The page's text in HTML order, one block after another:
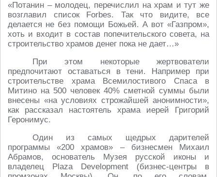
«Потанин ​– молодец, перечислил на храм и тут же
возглавил список Forbes. Так что видите, все
делается не без помощи Божьей. А вот «Газпром»,
хоть и входит в состав попечительского совета, на
строительство храмов денег пока не дает…»
При этом некоторые жертвователи
предпочитают оставаться в тени. Например при
строительстве храма Всемилостивого Спаса в
Митино на 500 человек 40% сметной суммы были
внесены «на условиях строжайшей анонимности»,
как рассказал настоятель храма иерей Григорий
Геронимус.
Один из самых щедрых дарителей
программы «200 храмов» – бизнесмен Михаил
Абрамов, основатель Музея русской иконы и
владелец Plaza Development (бизнес-центры в